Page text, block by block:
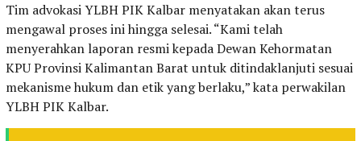
Tim advokasi YLBH PIK Kalbar menyatakan akan terus
mengawal proses ini hingga selesai. “Kami telah
menyerahkan laporan resmi kepada Dewan Kehormatan
KPU Provinsi Kalimantan Barat untuk ditindaklanjuti sesuai
mekanisme hukum dan etik yang berlaku,” kata perwakilan
YLBH PIK Kalbar.